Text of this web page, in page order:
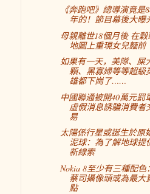
《奔跑吧》總導演竟是
年的！節目幕後大曝
母親離世18個月後 在穀
地圖上重現女兒麵前
如果有一天，美隊、屎
顆、黑寡婦等等超級
雄都下崗了……
中國聯通被開40萬元罰
虛假消息誘騙消費者
易
太陽係行星或誕生於原
泥球：為了解地球提
新線索
Nokia 8至少有三種配色：
蔡司攝像頭或為最大
點